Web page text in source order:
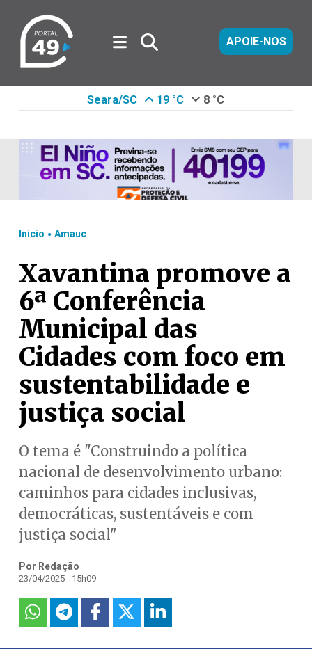
APOIE-NOS
Seara/SC 19 °C 8 °C
Início . Amauc
Xavantina promove a
6ª Conferência
Municipal das
Cidades com foco em
sustentabilidade e
justiça social
O tema é "Construindo a política
nacional de desenvolvimento urbano:
caminhos para cidades inclusivas,
democráticas, sustentáveis e com
justiça social"
Por Redação
23/04/2025 - 15h09